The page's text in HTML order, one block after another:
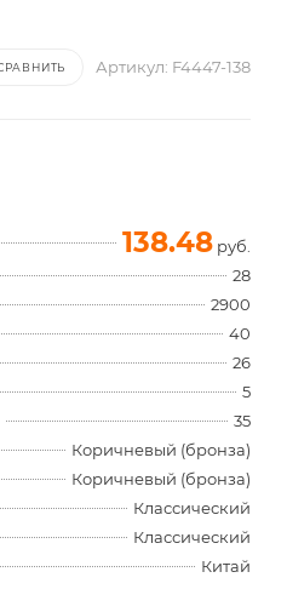
Артикул: F4447-138
138.48 руб.
28
2900
40
26
5
35
Коричневый (бронза)
Коричневый (бронза)
Классический
Классический
Китай